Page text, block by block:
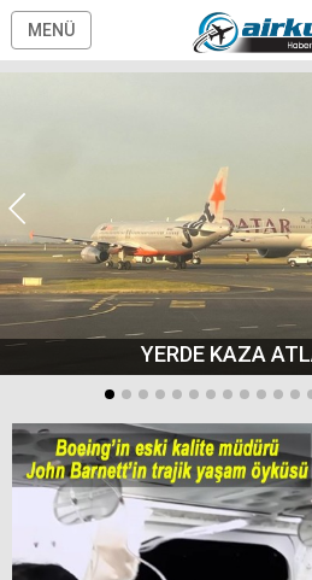
MENÜ
YERDE KAZA